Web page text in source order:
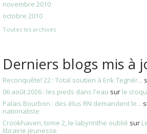
novembre 2010
octobre 2010
Toutes les archives
Derniers blogs mis à
Reconquête! 22 : Total soutien à Erik Tegnér...
06 août 2026 : les pieds dans l'eau sur le
Palais Bourbon : des élus RN demandent le...
nationaliste
Crookhaven, tome 2, le labyrinthe oublié sur
librairie jeunesse